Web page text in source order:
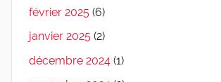
février 2025 (6)
janvier 2025 (2)
décembre 2024 (1)